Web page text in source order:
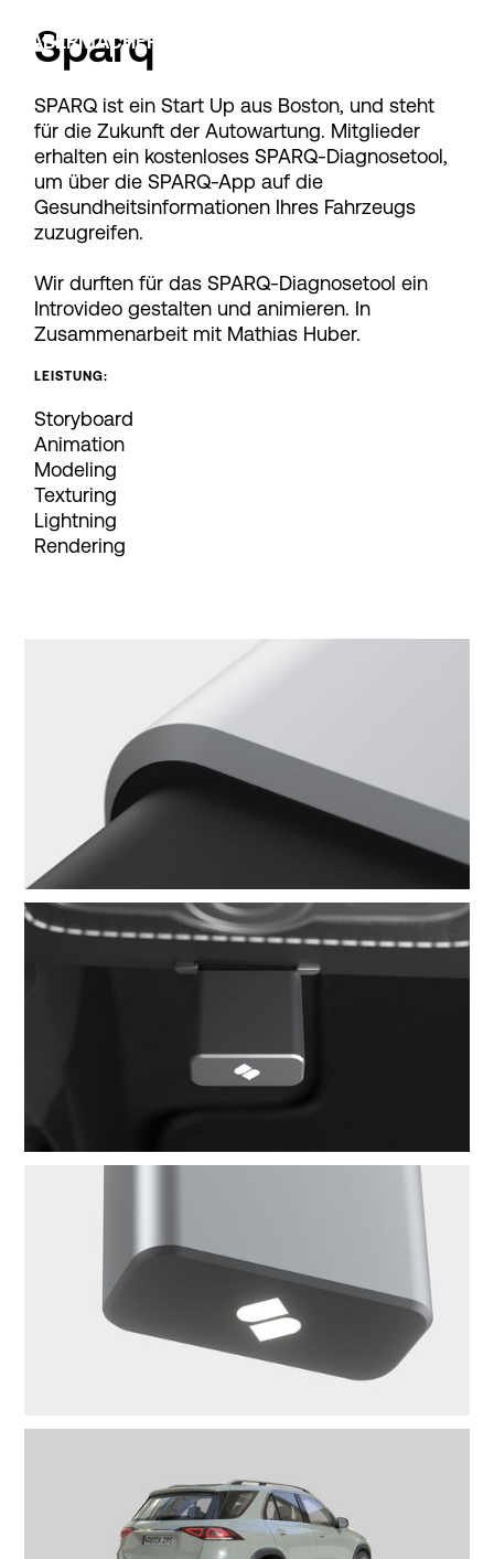
HABERMACHER STUDIO
Sparq
SPARQ ist ein Start Up aus Boston, und steht
für die Zukunft der Autowartung. Mitglieder
erhalten ein kostenloses SPARQ-Diagnosetool,
um über die SPARQ-App auf die
Gesundheitsinformationen Ihres Fahrzeugs
zuzugreifen.
Wir durften für das SPARQ-Diagnosetool ein
Introvideo gestalten und animieren. In
Zusammenarbeit mit Mathias Huber.
LEISTUNG:
Storyboard
Animation
Modeling
Texturing
Lightning
Rendering